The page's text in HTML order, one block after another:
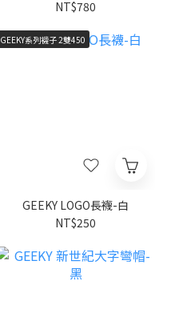
NT$780
GEEKY系列襪子 2雙450
GEEKY LOGO長襪-白
NT$250